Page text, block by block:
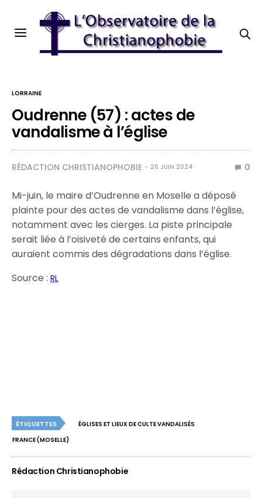
LORRAINE
Oudrenne (57) : actes de
vandalisme à l’église
RÉDACTION CHRISTIANOPHOBIE 26 JUIN 2024 0
Mi-juin, le maire d’Oudrenne en Moselle a déposé
plainte pour des actes de vandalisme dans l’église,
notamment avec les cierges. La piste principale
serait liée à l’oisiveté de certains enfants, qui
auraient commis des dégradations dans l’église.
Source :RL
ÉTIQUETTES
ÉGLISES ET LIEUX DE CULTE VANDALISÉS
FRANCE (MOSELLE)
Rédaction Christianophobie